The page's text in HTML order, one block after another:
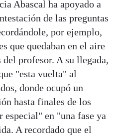
Abascal ha apoyado a
de las preguntas
por ejemplo,
que quedaban en el aire
profesor. A su llegada,
"esta vuelta" al
donde ocupó un
hasta finales de los
especial" en "una fase ya
A recordado que el